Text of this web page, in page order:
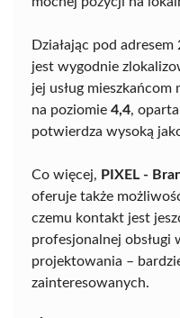
Działając pod
jest wygodnie
jej usług
na poziomie 4,4,
potwierdza wysoką
Co więcej, PIXEL -
oferuje także
czemu kontakt jest
profesjonalnej obsługi
projektowania –
zainteresowanych.